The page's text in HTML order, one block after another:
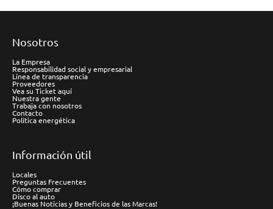
Nosotros
La Empresa
Responsabilidad social y empresarial
Línea de transparencia
Proveedores
Vea su Ticket aquí
Nuestra gente
Trabaja con nosotros
Contacto
Política energética
Información útil
Locales
Preguntas Frecuentes
Cómo comprar
Disco al auto
¡Buenas Noticias y Beneficios de las Marcas!